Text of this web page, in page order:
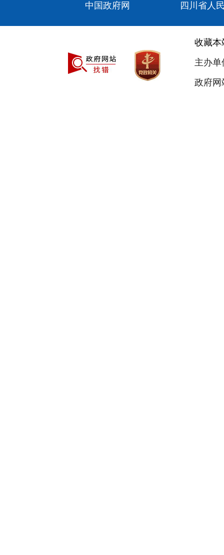
中国政府网 四川省人
收藏本
主办
政府网